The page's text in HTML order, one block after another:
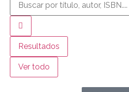
Resultados
Ver todo